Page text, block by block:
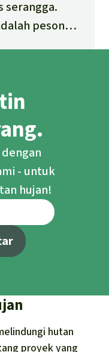
serangga.
pesona
tumbuhan
hutan.
- untuk
hujan!
hutan
proyek yang